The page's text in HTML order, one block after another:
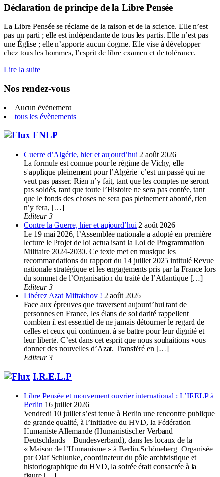
Déclaration de principe de la Libre Pensée
La Libre Pensée se réclame de la raison et de la science. Elle n’est
pas un parti ; elle est indépendante de tous les partis. Elle n’est pas
une Église ; elle n’apporte aucun dogme. Elle vise à développer
chez tous les hommes, l’esprit de libre examen et de tolérance.
Lire la suite
Nos rendez-vous
Aucun évènement
tous les évènements
FNLP
Guerre d’Algérie, hier et aujourd’hui 2 août 2026
La formule est connue pour le régime de Vichy, elle
s’applique pleinement pour l’Algérie: c’est un passé qui ne
veut pas passer. Rien n’y fait, tant que les comptes ne seront
pas soldés, tant que toute l’Histoire ne sera pas contée, tant
que le fonds des choses ne sera pas pleinement abordé, rien
n’y fera, […]
Editeur 3
Contre la Guerre, hier et aujourd’hui 2 août 2026
Le 19 mai 2026, l’Assemblée nationale a adopté en première
lecture le Projet de loi actualisant la Loi de Programmation
Militaire 2024-2030. Ce texte met en musique les
recommandations du rapport du 14 juillet 2025 intitulé Revue
nationale stratégique et les engagements pris par la France lors
du sommet de l’Organisation du traité de l’Atlantique […]
Editeur 3
Libérez Azat Miftakhov ! 2 août 2026
Face aux épreuves que traversent aujourd’hui tant de
personnes en France, les élans de solidarité rappellent
combien il est essentiel de ne jamais détourner le regard de
celles et ceux qui continuent à se battre pour leur dignité et
leur liberté. C’est dans cet esprit que nous souhaitions vous
donner des nouvelles d’Azat. Transféré en […]
Editeur 3
I.R.E.L.P
Libre Pensée et mouvement ouvrier international : L’IRELP à
Berlin 16 juillet 2026
Vendredi 10 juillet s’est tenue à Berlin une rencontre publique
de grande qualité, à l’initiative du HVD, la Fédération
Humaniste Allemande (Humanistischer Verband
Deutschlands – Bundesverband), dans les locaux de la
« Maison de l’Humanisme » à Berlin-Schöneberg. Organisée
par Olaf Schlunke, coordinateur du pôle archivistique et
historiographique du HVD, la soirée était consacrée à la
figure […]